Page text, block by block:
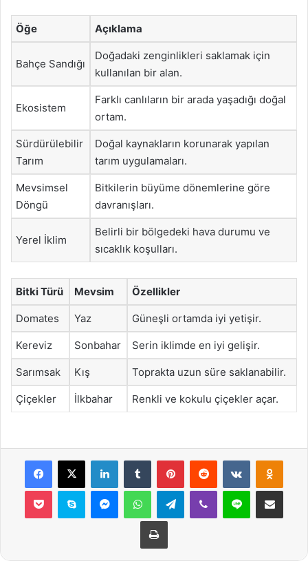
Öğe Açıklama
Bahçe Sandığı
Doğadaki zenginlikleri saklamak için
kullanılan bir alan.
Ekosistem
Farklı canlıların bir arada yaşadığı doğal
ortam.
Sürdürülebilir
Tarım
Doğal kaynakların korunarak yapılan
tarım uygulamaları.
Mevsimsel
Döngü
Bitkilerin büyüme dönemlerine göre
davranışları.
Yerel İklim
Belirli bir bölgedeki hava durumu ve
sıcaklık koşulları.
Bitki Türü Mevsim Özellikler
Domates Yaz Güneşli ortamda iyi yetişir.
Kereviz Sonbahar Serin iklimde en iyi gelişir.
Sarımsak Kış Toprakta uzun süre saklanabilir.
Çiçekler İlkbahar Renkli ve kokulu çiçekler açar.
Facebook
X LinkedInTumblr PinterestReddit VKontakte
Pocket Skype MessengerWhatsAppTelegramViber Line E-Posta ile
Yazdır